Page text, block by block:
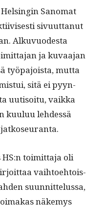
Helsin­gin Sanomat
sivu­ut­tanut
Alku­vuodes­ta
ja kuvaa­jan
työ­pa­joista, mut­ta
sitä ei pyyn­
uuti­soitu, vaik­ka
kuu­luu lehdessä
HS:n toimit­ta­ja oli
vai­h­toe­htois­
suun­nit­telus­sa,
näke­mys